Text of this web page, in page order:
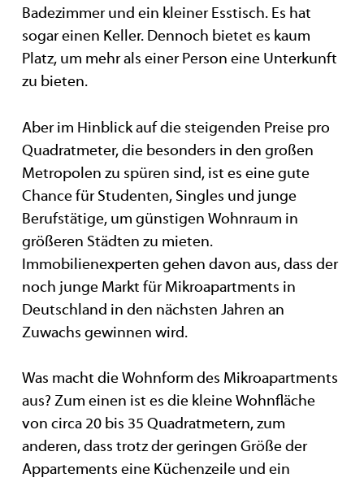
Badezimmer und ein kleiner Esstisch. Es hat
sogar einen Keller. Dennoch bietet es kaum
Platz, um mehr als einer Person eine Unterkunft
zu bieten.
Aber im Hinblick auf die steigenden Preise pro
Quadratmeter, die besonders in den großen
Metropolen zu spüren sind, ist es eine gute
Chance für Studenten, Singles und junge
Berufstätige, um günstigen Wohnraum in
größeren Städten zu mieten.
Immobilienexperten gehen davon aus, dass der
noch junge Markt für Mikroapartments in
Deutschland in den nächsten Jahren an
Zuwachs gewinnen wird.
Was macht die Wohnform des Mikroapartments
aus? Zum einen ist es die kleine Wohnfläche
von circa 20 bis 35 Quadratmetern, zum
anderen, dass trotz der geringen Größe der
Appartements eine Küchenzeile und ein